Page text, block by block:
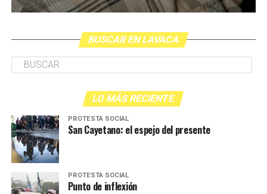
BUSCAR EN LAVACA
LO MÁS RECIENTE
PROTESTA SOCIAL
San Cayetano: el espejo del presente
PROTESTA SOCIAL
Punto de inflexión